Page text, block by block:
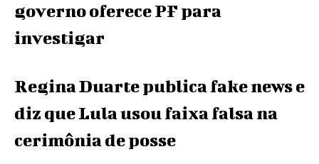
governo oferece PF para
investigar
Regina Duarte publica fake news e
diz que Lula usou faixa falsa na
cerimônia de posse